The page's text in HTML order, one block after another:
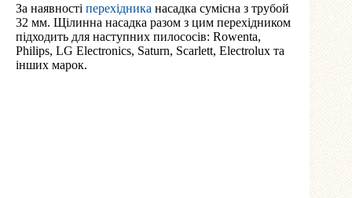
За наявності перехідника насадка сумісна з трубой
32 мм. Щілинна насадка разом з цим перехідником
підходить для наступних пилососів: Rowenta,
Philips, LG Electronics, Saturn, Scarlett, Electrolux та
інших марок.